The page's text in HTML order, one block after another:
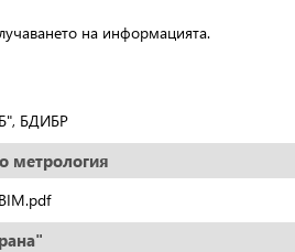
на информацията.
БДИБР
метрология